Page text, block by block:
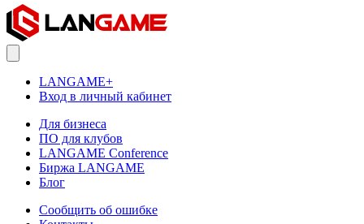
LANGAME+
Вход в личный кабинет
Для бизнеса
ПО для клубов
LANGAME Conference
Биржа LANGAME
Блог
Сообщить об ошибке